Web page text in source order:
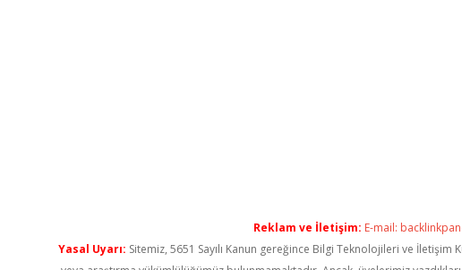
Reklam ve İletişim: E-mail:
Yasal Uyarı: Sitemiz, 5651 Sayılı Kanun gereğince Bilgi Teknolojileri ve